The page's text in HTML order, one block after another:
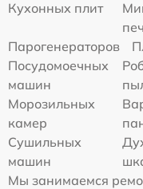
Кухонных плит
Парогенераторов
Посудомоечных
машин
Морозильных
камер
Сушильных
машин
Мы занимаемся